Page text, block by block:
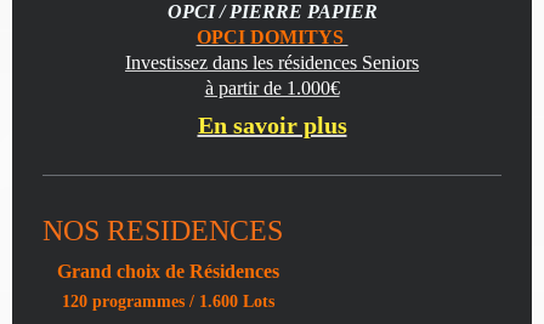
OPCI / PIERRE PAPIER
OPCI DOMITYS
Investissez dans les résidences Seniors
à partir de 1.000€
En savoir plus
NOS RESIDENCES
Grand choix de Résidences
120 programmes / 1.600 Lots